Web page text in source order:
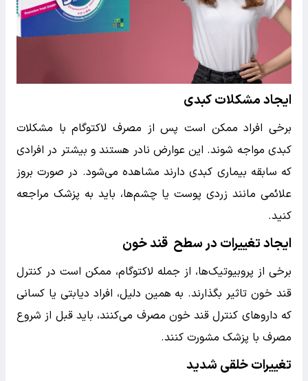
ایجاد مشکلات کبدی
برخی افراد ممکن است پس از مصرف لاکتوگام با مشکلات
کبدی مواجه شوند. این عوارض نادر هستند و بیشتر در افرادی
که سابقه بیماری کبدی دارند مشاهده می‌شود. در صورت بروز
علائمی مانند زردی پوست یا چشم‌ها، باید به پزشک مراجعه
کنید.
ایجاد تغییرات در سطح قند خون
برخی از پروبیوتیک‌ها، از جمله لاکتوگام، ممکن است در کنترل
قند خون تاثیر بگذارند. به همین دلیل، افراد دیابتی یا کسانی
که داروهای کنترل قند خون مصرف می‌کنند، باید قبل از شروع
مصرف با پزشک مشورت کنند.
تغییرات خلقی شدید